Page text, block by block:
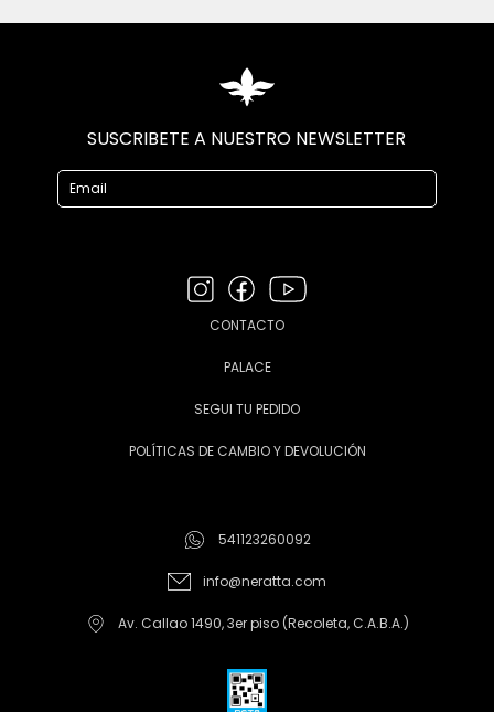
SUSCRIBETE A NUESTRO NEWSLETTER
CONTACTO
PALACE
SEGUI TU PEDIDO
POLÍTICAS DE CAMBIO Y DEVOLUCIÓN
541123260092
info@neratta.com
Av. Callao 1490, 3er piso (Recoleta, C.A.B.A.)